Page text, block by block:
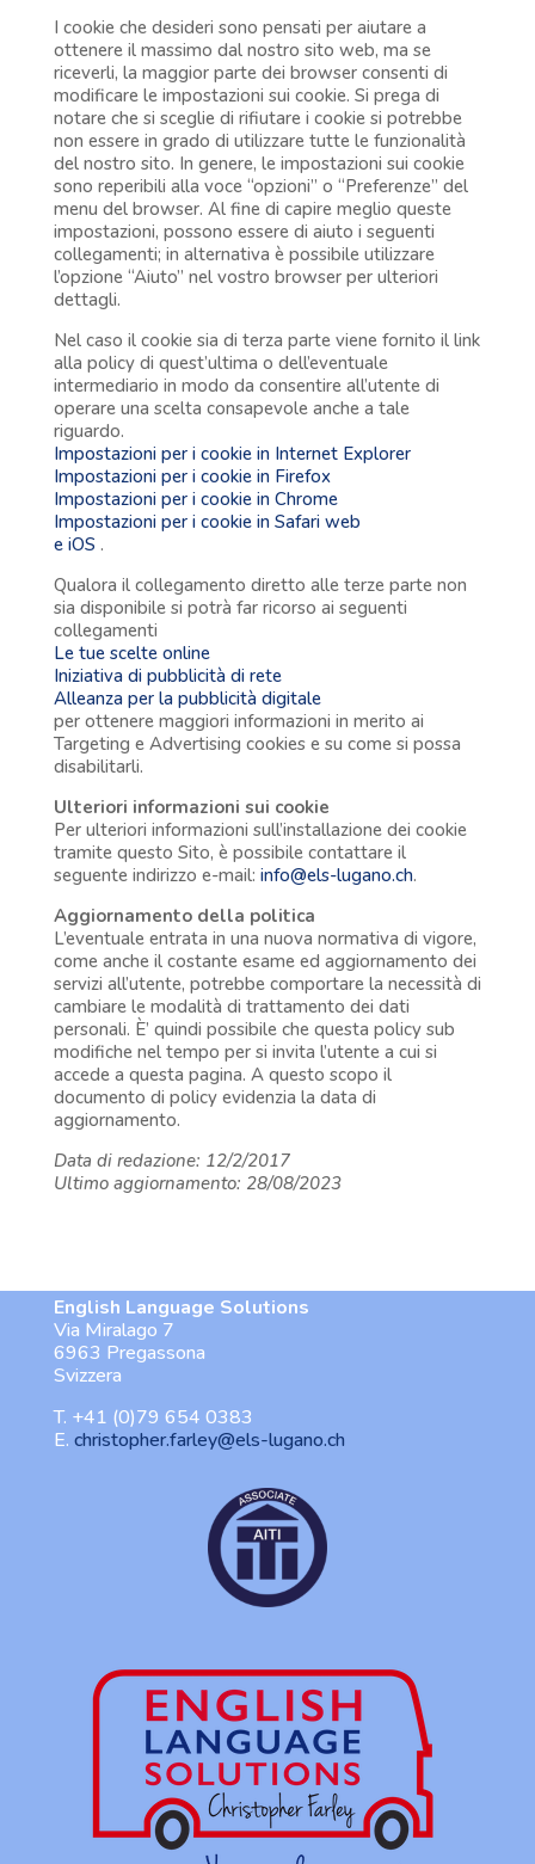
I cookie che desideri sono pensati per aiutare a
ottenere il massimo dal nostro sito web, ma se
riceverli, la maggior parte dei browser consenti di
modificare le impostazioni sui cookie. Si prega di
notare che si sceglie di rifiutare i cookie si potrebbe
non essere in grado di utilizzare tutte le funzionalità
del nostro sito. In genere, le impostazioni sui cookie
sono reperibili alla voce “opzioni” o “Preferenze” del
menu del browser. Al fine di capire meglio queste
impostazioni, possono essere di aiuto i seguenti
collegamenti; in alternativa è possibile utilizzare
l’opzione “Aiuto” nel vostro browser per ulteriori
dettagli.
Nel caso il cookie sia di terza parte viene fornito il link
alla policy di quest’ultima o dell’eventuale
intermediario in modo da consentire all’utente di
operare una scelta consapevole anche a tale
riguardo.
Impostazioni per i cookie in Internet Explorer
Impostazioni per i cookie in Firefox
Impostazioni per i cookie in Chrome
Impostazioni per i cookie in Safari web
e iOS .
Qualora il collegamento diretto alle terze parte non
sia disponibile si potrà far ricorso ai seguenti
collegamenti
Le tue scelte online
Iniziativa di pubblicità di rete
Alleanza per la pubblicità digitale
per ottenere maggiori informazioni in merito ai
Targeting e Advertising cookies e su come si possa
disabilitarli.
Ulteriori informazioni sui cookie
Per ulteriori informazioni sull’installazione dei cookie
tramite questo Sito, è possibile contattare il
seguente indirizzo e-mail: info@els-lugano.ch.
Aggiornamento della politica
L’eventuale entrata in una nuova normativa di vigore,
come anche il costante esame ed aggiornamento dei
servizi all’utente, potrebbe comportare la necessità di
cambiare le modalità di trattamento dei dati
personali. È’ quindi possibile che questa policy sub
modifiche nel tempo per si invita l’utente a cui si
accede a questa pagina. A questo scopo il
documento di policy evidenzia la data di
aggiornamento.
Data di redazione: 12/2/2017
Ultimo aggiornamento: 28/08/2023
English Language Solutions
Via Miralago 7
6963 Pregassona
Svizzera
T. +41 (0)79 654 0383
E. christopher.farley@els-lugano.ch